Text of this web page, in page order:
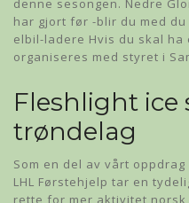
denne sesongen. Nedre
har gjort før -blir du med
elbil-ladere Hvis du skal
organiseres med styret i
Fleshlight ice
trøndelag
Som en del av vårt
LHL Førstehjelp tar en